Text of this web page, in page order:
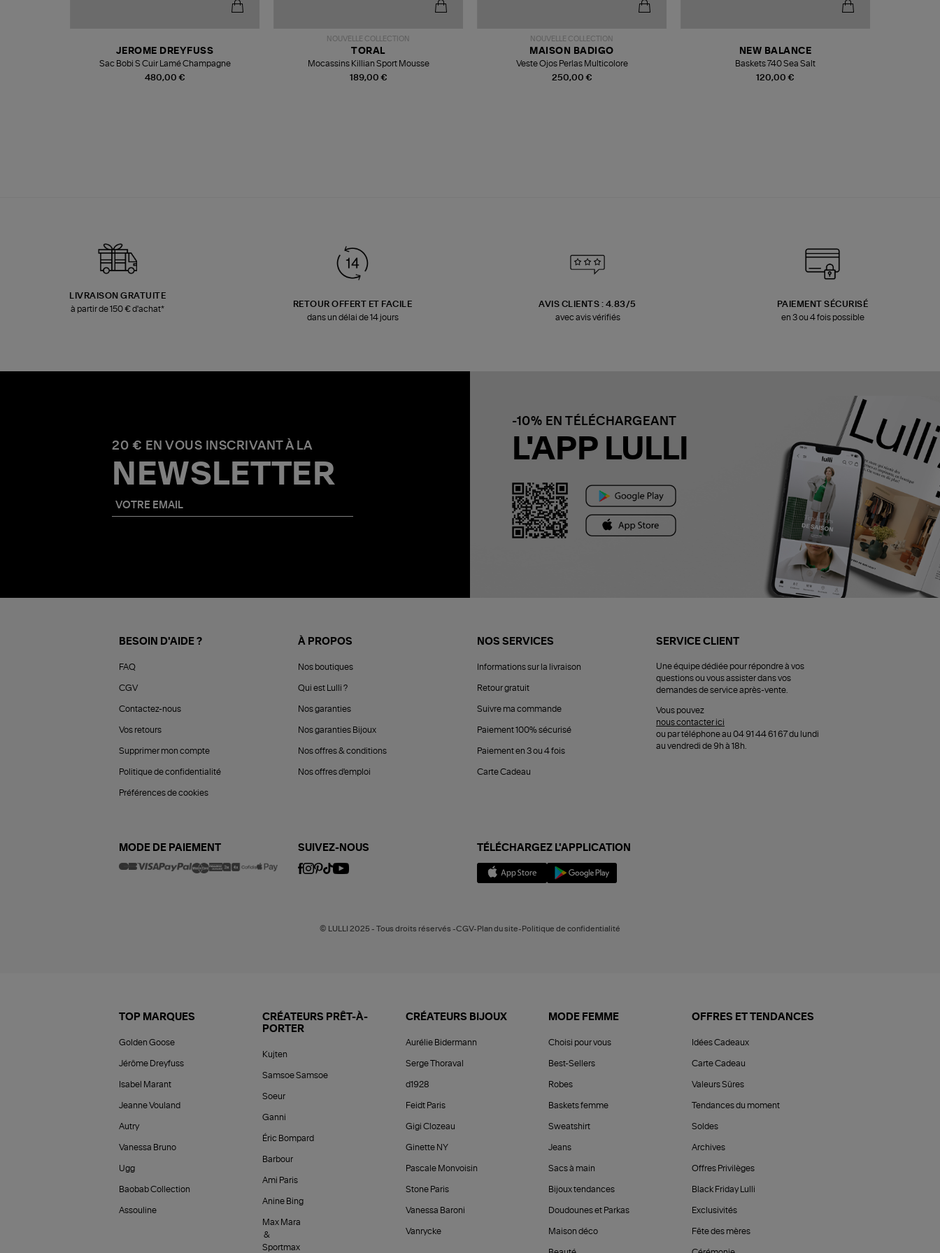
480,00 €
JEROME DREYFUSS
Sac Bobi S Cuir Lamé Champagne
NOUVELLE COLLECTION
189,00 €
TORAL
Mocassins Killian Sport Mousse
NOUVELLE COLLECTION
250,00 €
MAISON BADIGO
Veste Ojos Perlas Multicolore
120,00 €
NEW BALANCE
Baskets 740 Sea Salt
LIVRAISON GRATUITE
à partir de 150 € d'achat*
RETOUR OFFERT ET FACILE
dans un délai de 14 jours
AVIS CLIENTS : 4.83/5
avec avis vérifiés
PAIEMENT SÉCURISÉ
en 3 ou 4 fois possible
20 € EN VOUS INSCRIVANT À LA
NEWSLETTER
-10% EN TÉLÉCHARGEANT
L'APP LULLI
BESOIN D'AIDE ?
FAQ
CGV
Contactez-nous
Vos retours
Supprimer mon compte
Politique de confidentialité
Préférences de cookies
À PROPOS
Nos boutiques
Qui est Lulli ?
Nos garanties
Nos garanties Bijoux
Nos offres & conditions
Nos offres d'emploi
NOS SERVICES
Informations sur la livraison
Retour gratuit
Suivre ma commande
Paiement 100% sécurisé
Paiement en 3 ou 4 fois
Carte Cadeau
SERVICE CLIENT
Une équipe dédiée pour répondre à vos
questions ou vous assister dans vos
demandes de service après-vente.
Vous pouvez
nous contacter ici
ou par téléphone au 04 91 44 61 67 du lundi
au vendredi de 9h à 18h.
MODE DE PAIEMENT SUIVEZ-NOUS TÉLÉCHARGEZ L'APPLICATION
© LULLI 2025 - Tous droits réservés -CGV-Plan du site-Politique de confidentialité
TOP MARQUES
Golden Goose
Jérôme Dreyfuss
Isabel Marant
Jeanne Vouland
Autry
Vanessa Bruno
Ugg
Baobab Collection
Assouline
CRÉATEURS PRÊT-À-
PORTER
Kujten
Samsoe Samsoe
Soeur
Ganni
Éric Bompard
Barbour
Ami Paris
Anine Bing
Max Mara
&
Sportmax
CRÉATEURS BIJOUX
Aurélie Bidermann
Serge Thoraval
d1928
Feidt Paris
Gigi Clozeau
Ginette NY
Pascale Monvoisin
Stone Paris
Vanessa Baroni
Vanrycke
MODE FEMME
Choisi pour vous
Best-Sellers
Robes
Baskets femme
Sweatshirt
Jeans
Sacs à main
Bijoux tendances
Doudounes et Parkas
Maison déco
OFFRES ET TENDANCES
Idées Cadeaux
Carte Cadeau
Valeurs Sûres
Tendances du moment
Soldes
Archives
Offres Privilèges
Black Friday Lulli
Exclusivités
Fête des mères